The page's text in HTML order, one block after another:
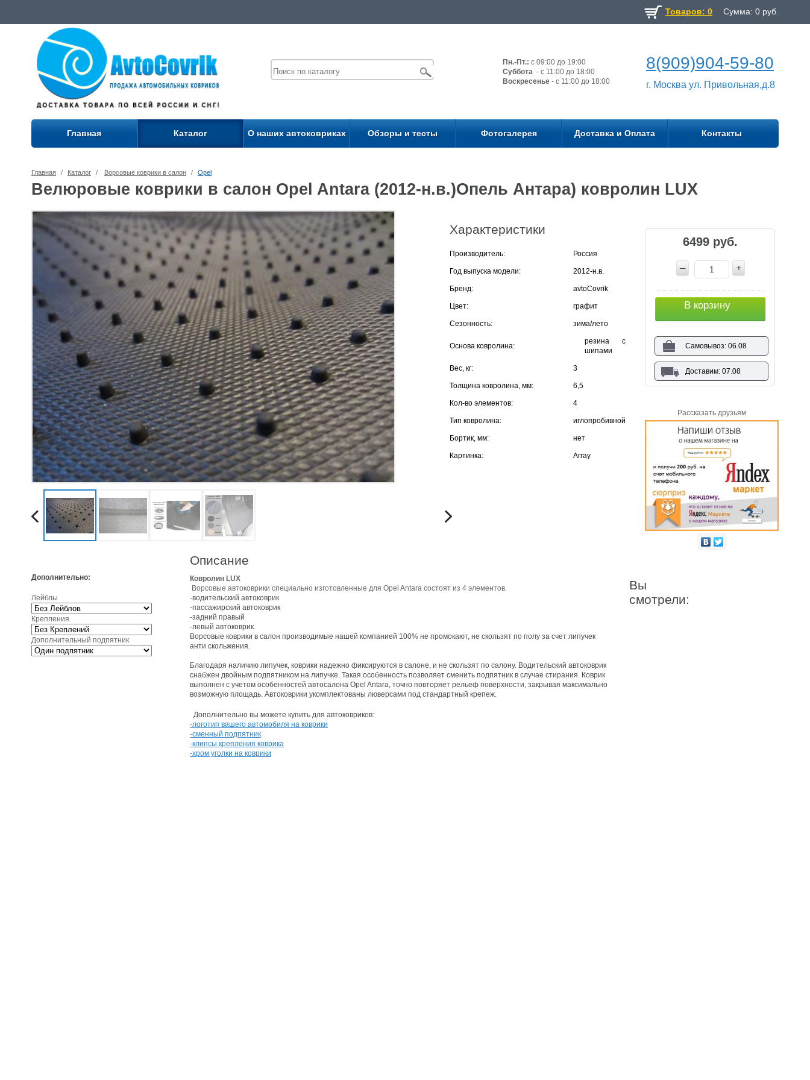
Товаров: 0 Сумма: 0 руб.
Пн.-Пт.: с 09:00 до 19:00
Суббота - с 11:00 до 18:00
Воскресенье - с 11:00 до 18:00
8(909)904-59-80
г. Москва ул. Привольная,д.8
Главная Каталог О наших автоковриках Обзоры и тесты Фотогалерея Доставка и Оплата Контакты
Главная / Каталог / Ворсовые коврики в салон / Opel
Велюровые коврики в салон Opel Antara (2012-н.в.)Опель Антара) ковролин LUX
Характеристики
Производитель: Россия
Год выпуска модели: 2012-н.в.
Бренд: avtoCovrik
Цвет: графит
Сезонность: зима/лето
Основа ковролина:
резина с
шипами
Вес, кг: 3
Толщина ковролина, мм: 6,5
Кол-во элементов: 4
Тип ковролина: иглопробивной
Бортик, мм: нет
Картинка: Array
Дополнительно:
Лейблы
Крепления
Дополнительный подпятник
Описание
Ковролин LUX
Ворсовые автоковрики специально изготовленные для Opel Antara состоят из 4 элементов.
-водительский автоковрик
-пассажирский автоковрик
-задний правый
-левый автоковрик.
Ворсовые коврики в салон производимые нашей компанией 100% не промокают, не скользят по полу за счет липучек
анти скольжения.
Благодаря наличию липучек, коврики надежно фиксируются в салоне, и не скользят по салону. Водительский автоковрик
снабжен двойным подпятником на липучке. Такая особенность позволяет сменить подпятник в случае стирания. Коврик
выполнен с учетом особенностей автосалона Opel Antara, точно повторяет рельеф поверхности, закрывая максимально
возможную площадь. Автоковрики укомплектованы люверсами под стандартный крепеж.
Дополнительно вы можете купить для автоковриков:
-логотип вашего автомобиля на коврики
-сменный подпятник
-клипсы крепления коврика
-хром уголки на коврики
6499 руб.
В корзину
Самовывоз: 06.08
Доставим: 07.08
Рассказать друзьям
Вы
смотрели: